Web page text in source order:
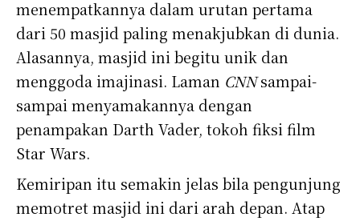
menempatkannya dalam urutan pertama
dari 50 masjid paling menakjubkan di dunia.
Alasannya, masjid ini begitu unik dan
menggoda imajinasi. Laman CNNsampai-
sampai menyamakannya dengan
penampakan Darth Vader, tokoh fiksi film
Star Wars.
Kemiripan itu semakin jelas bila pengunjung
memotret masjid ini dari arah depan. Atap